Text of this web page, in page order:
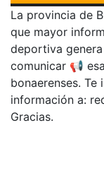
La provincia de
que mayor
deportiva
comunicar 📢
bonaerenses. Te
información a:
Gracias.